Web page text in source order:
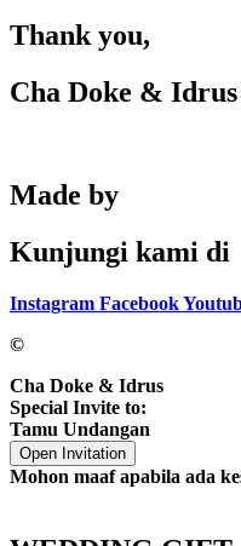
Thank you,
Cha Doke & Idrus
Made by
Kunjungi kami di
Instagram Facebook
©
Cha Doke & Idrus
Special Invite to:
Tamu Undangan
Open Invitation
Mohon maaf apabila ada